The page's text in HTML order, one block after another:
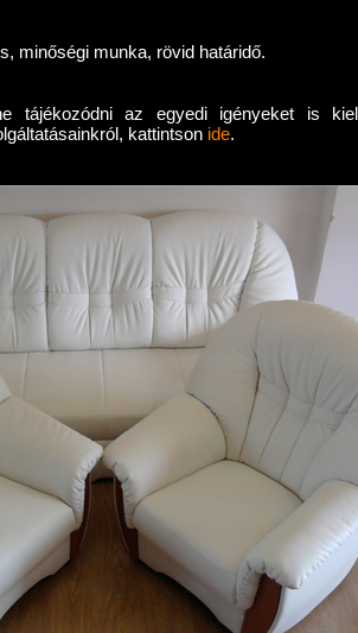
minőségi munka, rövid határidő.
tájékozódni az egyedi igényeket is
kattintson ide.